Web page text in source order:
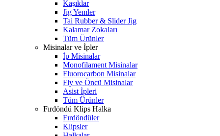
Kaşıklar
Jig Yemler
Tai Rubber & Slider Jig
Kalamar Zokaları
Tüm Ürünler
Misinalar ve İpler
İp Misinalar
Monofilament Misinalar
Fluorocarbon Misinalar
Fly ve Öncü Misinalar
Asist İpleri
Tüm Ürünler
Fırdöndü Klips Halka
Fırdöndüler
Klipsler